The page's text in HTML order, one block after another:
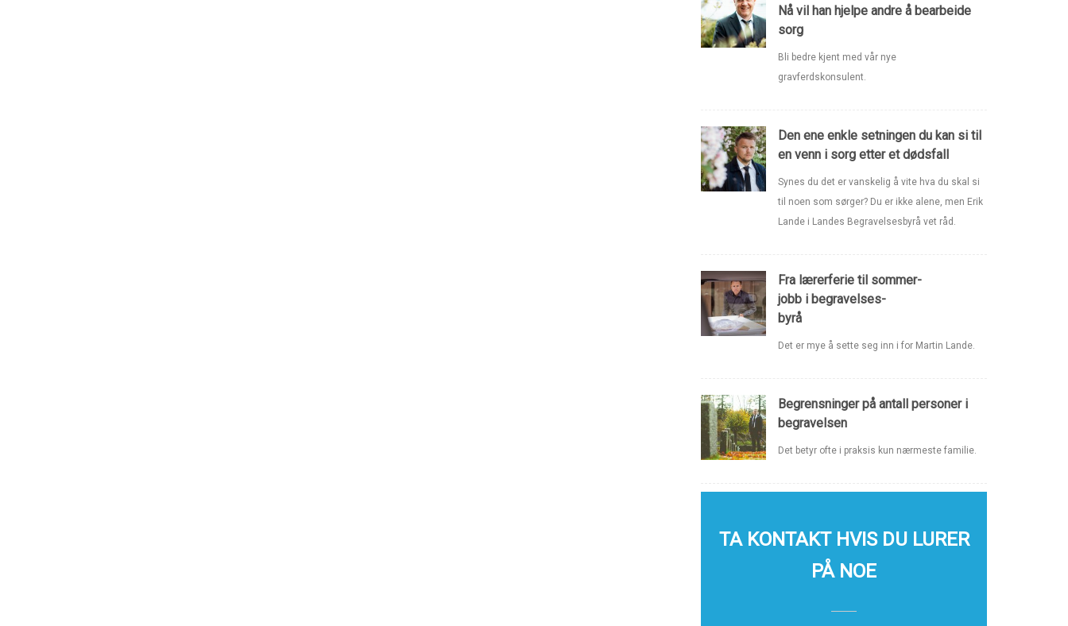
Nå vil han hjelpe andre å bearbeide
sorg
Bli bedre kjent med vår nye
gravferdskonsulent.
Den ene enkle setningen du kan si til
en venn i sorg etter et dødsfall
Synes du det er vanskelig å vite hva du skal si
til noen som sørger? Du er ikke alene, men Erik
Lande i Landes Begravelsesbyrå vet råd.
Fra lærerferie til sommer-
jobb i begravelses-
byrå
Det er mye å sette seg inn i for Martin Lande.
Begrensninger på antall personer i
begravelsen
Det betyr ofte i praksis kun nærmeste familie.
TA KONTAKT HVIS DU LURER
PÅ NOE